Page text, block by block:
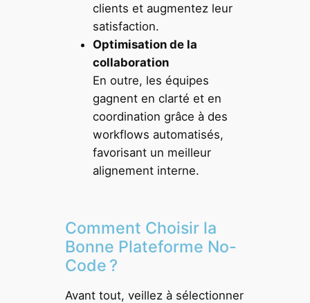
clients et augmentez leur
satisfaction.
Optimisation de la
collaboration
En outre, les équipes
gagnent en clarté et en
coordination grâce à des
workflows automatisés,
favorisant un meilleur
alignement interne.
Comment Choisir la
Bonne Plateforme No-
Code ?
Avant tout, veillez à sélectionner